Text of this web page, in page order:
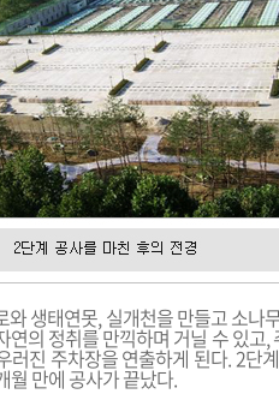
생태연못, 실개천을 만들고 소나
연의 정취를 만끽하며 거닐 수 있고
러진 주차장을 연출하게 된다. 2단
월 만에 공사가 끝났다.